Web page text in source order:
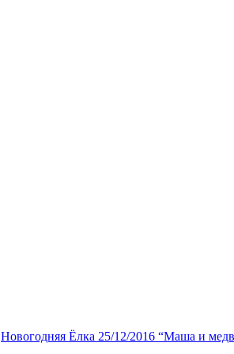
Новогодняя Ёлка 25/12/2016 “Маша и